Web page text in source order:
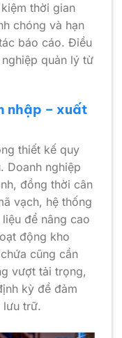
thời gian
chóng và hạn
báo cáo. Điều
quản lý từ
nhập – xuất
thiết kế quy
Doanh nghiệp
đồng thời cân
vạch, hệ thống
để nâng cao
động kho
cũng cần
vượt tải trọng,
kỳ để đảm
lưu trữ.